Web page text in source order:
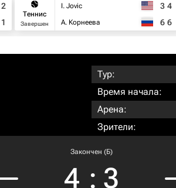
2
1
Теннис
Завершен
I. Jovic
А. Корнеева
3 4
6 6
Тур:
Время начала:
Арена:
Зрители:
Закончен (Б)
4 : 3